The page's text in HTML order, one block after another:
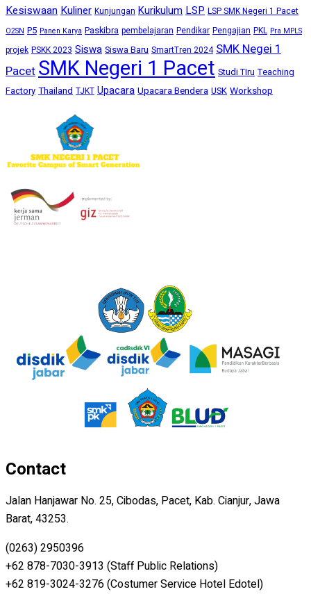
Kesiswaan Kuliner Kunjungan Kurikulum LSP LSP SMK Negeri 1 Pacet
O2SN P5 Panen Karya Paskibra pembelajaran Pendikar Pengajian PKL Pra MPLS
projek PSKK 2023 Siswa Siswa Baru SmartTren 2024 SMK Negei 1
PacetSMK Negeri 1 Pacet Studi TIru Teaching
Factory Thailand TJKT Upacara Upacara Bendera USK Workshop
Contact
Jalan Hanjawar No. 25, Cibodas, Pacet, Kab. Cianjur, Jawa
Barat, 43253.
(0263) 2950396
+62 878-7030-3913 (Staff Public Relations)
+62 819-3024-3276 (Costumer Service Hotel Edotel)